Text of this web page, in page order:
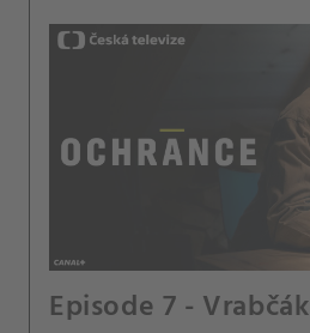
Episode 7 - Vrabčák